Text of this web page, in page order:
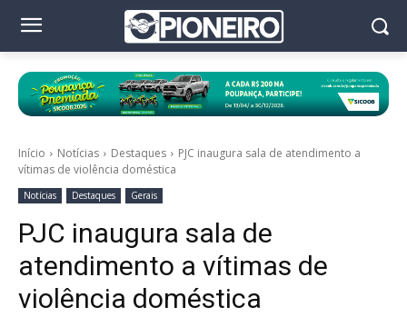
Início Notícias Destaques
PJC inaugura sala de atendimento a
vítimas de violência doméstica
Notícias Destaques Gerais
PJC inaugura sala de
atendimento a vítimas de
violência doméstica